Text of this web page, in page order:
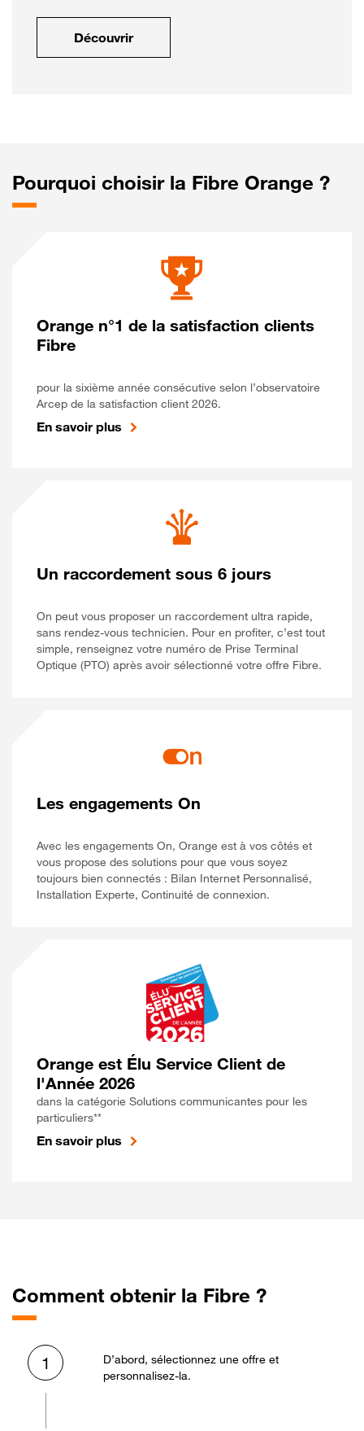
Découvrir
Pourquoi choisir la Fibre Orange ?
Orange n°1 de la satisfaction clients
Fibre
pour la sixième année consécutive selon l’observatoire
Arcep de la satisfaction client 2026.
En savoir plus
Un raccordement sous 6 jours
On peut vous proposer un raccordement ultra rapide,
sans rendez-vous technicien. Pour en profiter, c’est tout
simple, renseignez votre numéro de Prise Terminal
Optique (PTO) après avoir sélectionné votre offre Fibre.
Les engagements On
Avec les engagements On, Orange est à vos côtés et
vous propose des solutions pour que vous soyez
toujours bien connectés : Bilan Internet Personnalisé,
Installation Experte, Continuité de connexion.
Orange est Élu Service Client de
l'Année 2026
dans la catégorie Solutions communicantes pour les
particuliers**
En savoir plus
Comment obtenir la Fibre ?
1
D’abord, sélectionnez une offre et
personnalisez-la.